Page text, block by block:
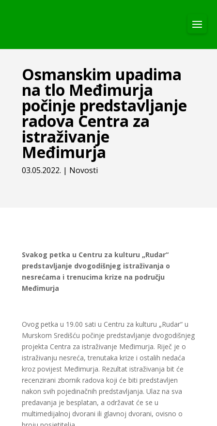
Osmanskim upadima
na tlo Međimurja
počinje predstavljanje
radova Centra za
istraživanje
Međimurja
03.05.2022. | Novosti
Svakog petka u Centru za kulturu „Rudar“
predstavljanje dvogodišnjeg istraživanja o
nesrećama i trenucima krize na području
Međimurja
Ovog petka u 19.00 sati u Centru za kulturu „Rudar“ u
Murskom Središću počinje predstavljanje dvogodišnjeg
projekta Centra za istraživanje Međimurja. Riječ je o
istraživanju nesreća, trenutaka krize i ostalih nedaća
kroz povijest Međimurja. Rezultat istraživanja bit će
recenzirani zbornik radova koji će biti predstavljen
nakon svih pojedinačnih predstavljanja. Ulaz na sva
predavanja je besplatan, a održavat će se u
multimedijalnoj dvorani ili glavnoj dvorani, ovisno o